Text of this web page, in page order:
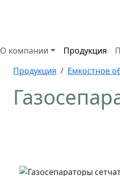
О компании Продукция
Продукция Емкостное